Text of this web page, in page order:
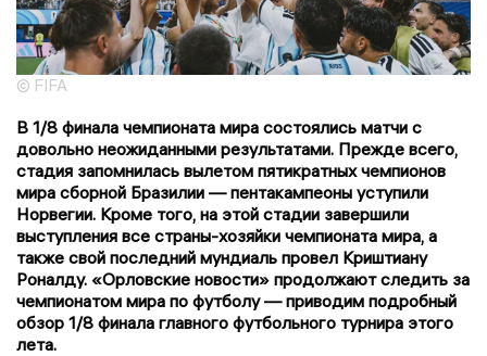
© FIFA
В 1/8 финала чемпионата мира состоялись матчи с
довольно неожиданными результатами. Прежде всего,
стадия запомнилась вылетом пятикратных чемпионов
мира сборной Бразилии — пентакампеоны уступили
Норвегии. Кроме того, на этой стадии завершили
выступления все страны-хозяйки чемпионата мира, а
также свой последний мундиаль провел Криштиану
Роналду. «Орловские новости» продолжают следить за
чемпионатом мира по футболу — приводим подробный
обзор 1/8 финала главного футбольного турнира этого
лета.